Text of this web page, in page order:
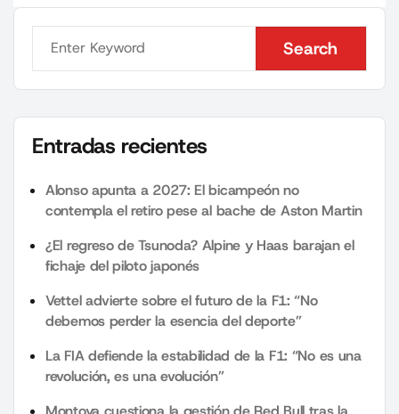
Search
Search
Entradas recientes
Alonso apunta a 2027: El bicampeón no
contempla el retiro pese al bache de Aston Martin
¿El regreso de Tsunoda? Alpine y Haas barajan el
fichaje del piloto japonés
Vettel advierte sobre el futuro de la F1: “No
debemos perder la esencia del deporte”
La FIA defiende la estabilidad de la F1: “No es una
revolución, es una evolución”